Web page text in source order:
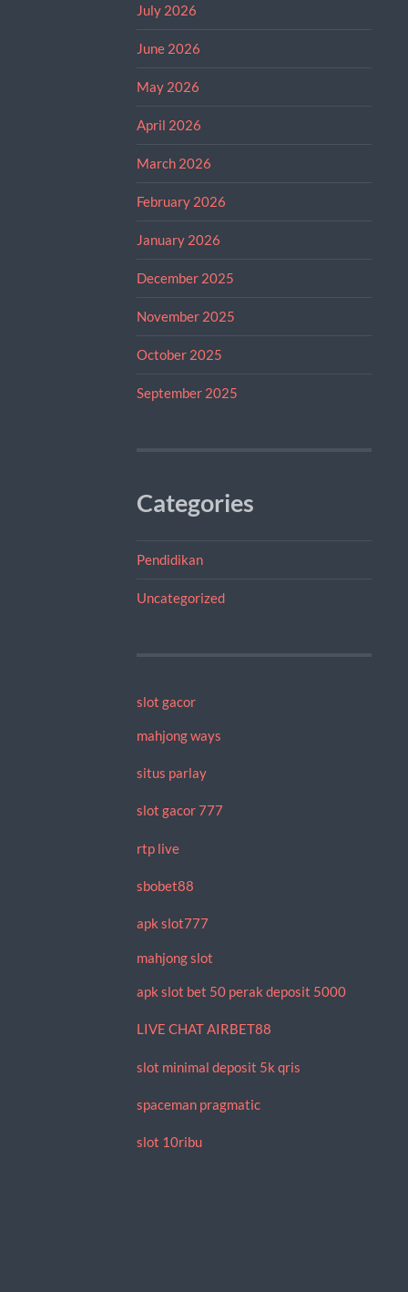
July 2026
June 2026
May 2026
April 2026
March 2026
February 2026
January 2026
December 2025
November 2025
October 2025
September 2025
Categories
Pendidikan
Uncategorized
slot gacor
mahjong ways
situs parlay
slot gacor 777
rtp live
sbobet88
apk slot777
mahjong slot
apk slot bet 50 perak deposit 5000
LIVE CHAT AIRBET88
slot minimal deposit 5k qris
spaceman pragmatic
slot 10ribu